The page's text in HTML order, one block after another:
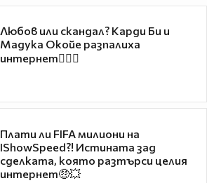
Любов или скандал? Карди Би и
Мадука Окойе разпалиха
интернет❤️‍🔥🔥
Плати ли FIFA милиони на
IShowSpeed?! Истината зад
сделката, която разтърси целия
интернет🤑💥